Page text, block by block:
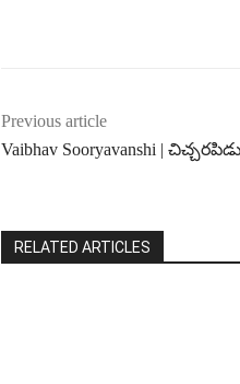
Previous article
Vaibhav Sooryavanshi |
RELATED ARTICLES